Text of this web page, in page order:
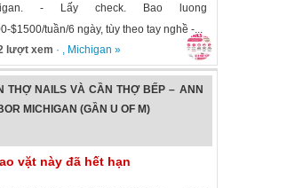
- Lấy check. Bao luong
$1500/tuần/6 ngày, tùy theo tay nghề -...
lượt xem · , Michigan »
THỢ NAILS VÀ CẦN THỢ BẾP – ANN
MICHIGAN (GẦN U OF M)
vặt này đã hết hạn